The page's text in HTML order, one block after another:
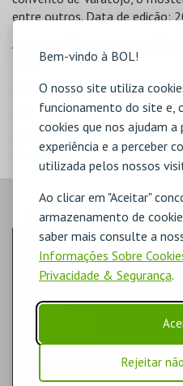
Bem-vindo à BOL!
O nosso site utiliza
funcionamento do site e,
cookies que nos ajudam a
experiência e a perceber
utilizada pelos nossos
Ao clicar em "Aceitar"
armazenamento de
saber mais consulte a
Informações Sobre
Privacidade & Segurança.
Rejeitar
entre outros. Data de edição:
ANO EDIÇÃO/ REIMPRESSÃO
1999
PÁGINAS
IDIOMA
Português
VEJA AINDA:
EXPOSIÇÃO
MUSEU
FAMÍLIA |
MUSEU